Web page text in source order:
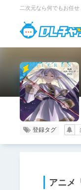
二次元なら何でもお任せ
登録タグ
アニメ